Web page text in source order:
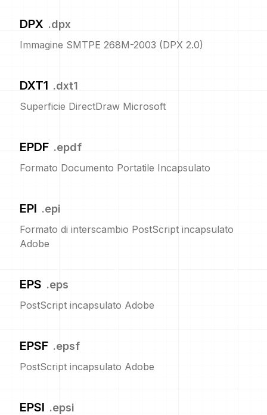
DPX .dpx
Immagine SMTPE 268M-2003 (DPX 2.0)
DXT1 .dxt1
Superficie DirectDraw Microsoft
EPDF .epdf
Formato Documento Portatile Incapsulato
EPI .epi
Formato di interscambio PostScript incapsulato
Adobe
EPS .eps
PostScript incapsulato Adobe
EPSF .epsf
PostScript incapsulato Adobe
EPSI .epsi